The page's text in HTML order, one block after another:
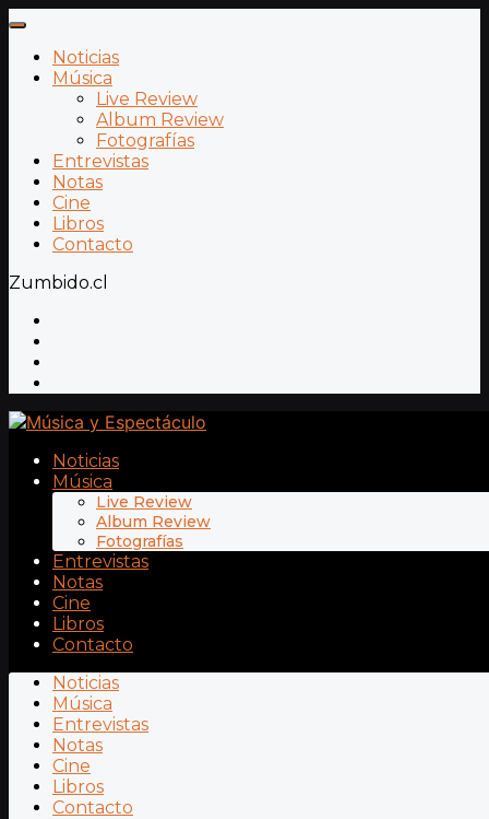
Noticias
Música
Live Review
Album Review
Fotografías
Entrevistas
Notas
Cine
Libros
Contacto
Zumbido.cl
Noticias
Música
Live Review
Album Review
Fotografías
Entrevistas
Notas
Cine
Libros
Contacto
Noticias
Música
Entrevistas
Notas
Cine
Libros
Contacto